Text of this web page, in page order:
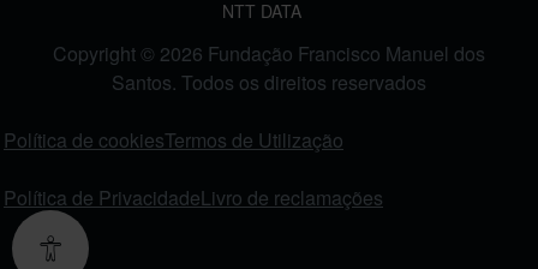
NTT DATA
Copyright © 2026 Fundação Francisco Manuel dos
Santos. Todos os direitos reservados
Política de cookiesTermos de Utilização
Política de PrivacidadeLivro de reclamações